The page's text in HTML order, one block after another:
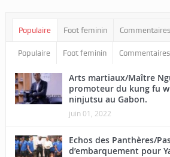
Populaire Foot feminin Commentaires
Populaire Foot feminin Commentaires
Arts martiaux/Maître
promoteur du kung fu
ninjutsu au Gabon.
juin 01, 2022
Echos des Panthères/
d’embarquement pour